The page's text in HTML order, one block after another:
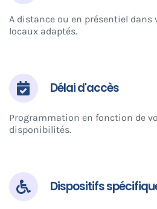
A distance ou en présentiel dans
locaux adaptés.
Délai d'accès
Programmation en fonction de
disponibilités.
Dispositifs